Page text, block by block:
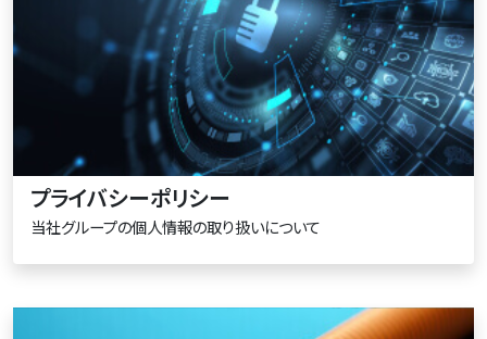
プライバシーポリシー
当社グループの個人情報の取り扱いについて